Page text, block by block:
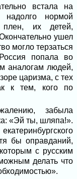
встала на
нормой
плен, их детей,
ушел
могло терзаться
попала во
аналогам людей,
царизма, с тех
к тем, кого по
забыла
«Эй ты, шляпа!».
бы оправданий,
с русским
делать что